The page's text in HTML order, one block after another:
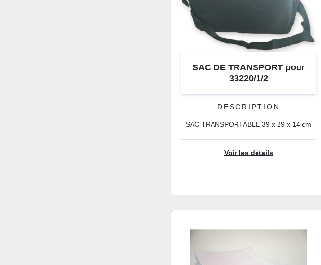
SAC DE TRANSPORT pour
33220/1/2
DESCRIPTION
SAC TRANSPORTABLE 39 x 29 x 14 cm
Voir les détails